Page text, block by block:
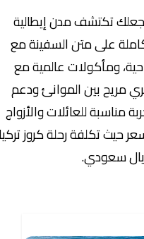
تكتشف مدن إيطالية
على متن السفينة مع
ومأكولات عالمية مع
مريح بين الموانئ ودعم
للعائلات والأزواج
تكلفة رحلة كروز تركيا